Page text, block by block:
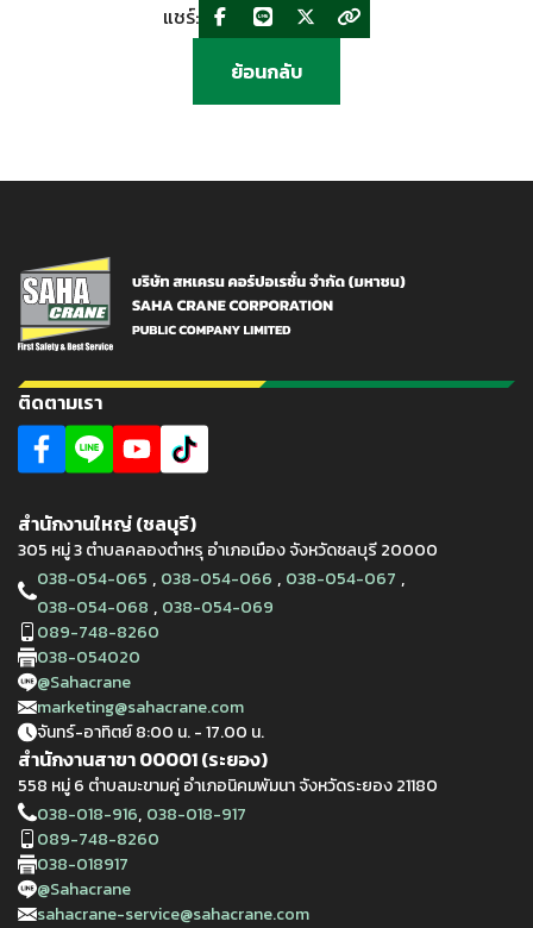
ย้อนกลับ
แชร์:
ติดตามเรา
สำนักงานใหญ่ (ชลบุรี)
305 หมู่ 3 ตำบลคลองตำหรุ อำเภอเมือง จังหวัดชลบุรี 20000
038-054-065 , 038-054-066 , 038-054-067 ,
038-054-068 , 038-054-069
089-748-8260
038-054020
@Sahacrane
marketing@sahacrane.com
จันทร์-อาทิตย์ 8:00 น. - 17.00 น.
สำนักงานสาขา 00001 (ระยอง)
558 หมู่ 6 ตำบลมะขามคู่ อำเภอนิคมพัมนา จังหวัดระยอง 21180
038-018-916, 038-018-917
089-748-8260
038-018917
@Sahacrane
sahacrane-service@sahacrane.com